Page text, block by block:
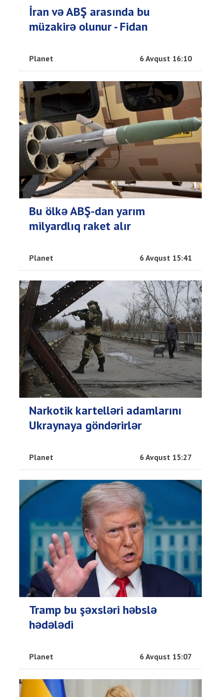
İran və ABŞ arasında bu
müzakirə olunur - Fidan
Planet 6 Avqust 16:10
Bu ölkə ABŞ-dan yarım
milyardlıq raket alır
Planet 6 Avqust 15:41
Narkotik kartelləri adamlarını
Ukraynaya göndərirlər
Planet 6 Avqust 15:27
Tramp bu şəxsləri həbslə
hədələdi
Planet 6 Avqust 15:07